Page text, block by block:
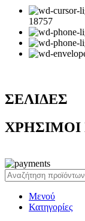
18757
ΣΕΛΙΔΕΣ
Μενού
Κατηγορίες